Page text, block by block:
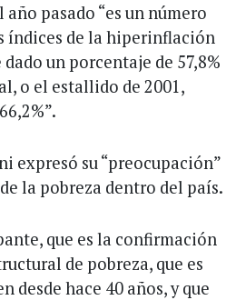
pasado “es un número
índices de la hiperinflación
dado un porcentaje de 57,8%
o el estallido de 2001,
expresó su “preocupación”
la pobreza dentro del país.
que es la confirmación
de pobreza, que es
desde hace 40 años, y que